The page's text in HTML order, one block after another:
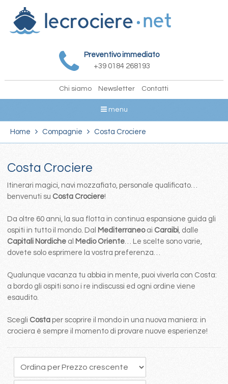
Preventivo immediato
+39 0184 268193
Chi siamo Newsletter Contatti
menu
Home Compagnie Costa Crociere
Costa Crociere
Itinerari magici, navi mozzafiato, personale qualificato…
benvenuti su Costa Crociere!
Da oltre 60 anni, la sua flotta in continua espansione guida gli
ospiti in tutto il mondo. Dal Mediterraneo ai Caraibi, dalle
Capitali Nordicheal Medio Oriente… Le scelte sono varie,
dovete solo esprimere la vostra preferenza…
Qualunque vacanza tu abbia in mente, puoi viverla con Costa:
a bordo gli ospiti sono i re indiscussi ed ogni ordine viene
esaudito.
Scegli Costa per scoprire il mondo in una nuova maniera: in
crociera è sempre il momento di provare nuove esperienze!